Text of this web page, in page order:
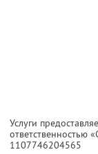
Услуги
ответственностью
1107746204565